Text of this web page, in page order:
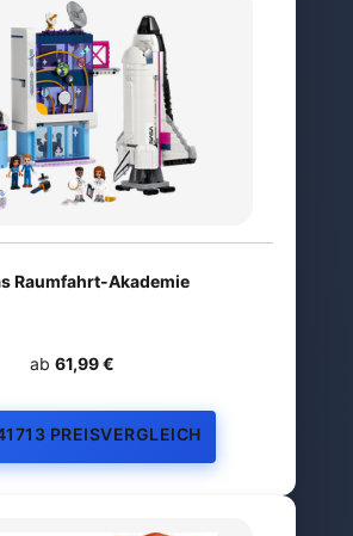
Raumfahrt-Akademie
ab 61,99 €
PREISVERGLEICH